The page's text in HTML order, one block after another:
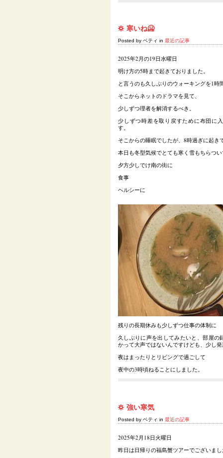
寒いね🥶
Posted by ベティ in 最近の記事
2025年2月の19日水曜日
明け方の5時まで起きておりました。
と言うのも久しぶりのウォーキングを1時
そこからネットのドラマを見て、
少しずつ理者を解消するべき。
少しずつ時差を取り戻すために布団に
す。
そこからの睡眠でしたが、8時過ぎに起き
本日も冬型気候でとても寒く雪もちらつ
夕方少しでけ南の街に
食事
ヘルシーに
残りの長期休みも少しずつ仕事の体制に
久しぶりに声を出してみたいと、部屋の
かって大声ではないんですけども、少し
夜はまったりとリビングで過ごして
夜中の3時頃ねることにしました。
強い寒気
Posted by ベティ in 最近の記事
2025年2月18日火曜日
昨日は日帰りの福島蟹ツアーでございま